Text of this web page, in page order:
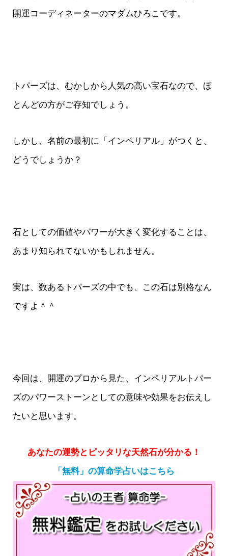
開運コーディネーターのマダムひろこです。
トパーズは、むかしから人気の高い宝石なので、ほ
とんどの方がご存知でしょう。
しかし、名前の最初に「インペリアル」がつくと、
どうでしょうか？
石としての価値やパワーが大きく変化することは、
あまり知られてないかもしれません。
実は、数あるトパーズの中でも、この石は別格なん
ですよ＾＾
今回は、開運のプロから見た、インペリアルトパー
ズのパワーストーンとしての意味や効果をお伝えし
たいと思います。
あなたの運勢とピッタリな天然石が分かる！
「無料」の算命学占いはこちら